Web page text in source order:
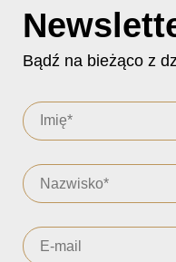
Bądź na bieżąco z